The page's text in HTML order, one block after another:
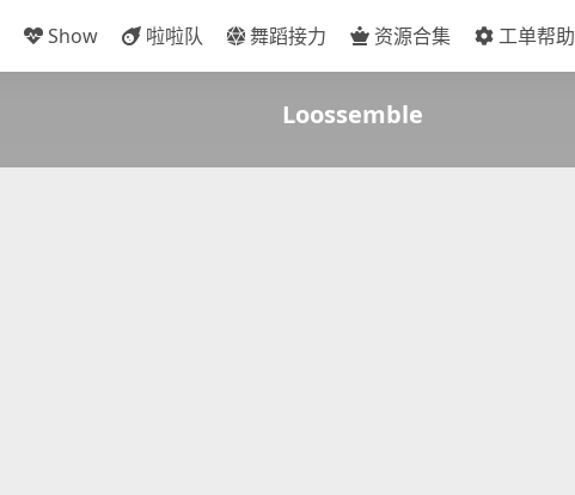
Show 啦啦队 舞蹈接力 资源合集 工单帮助
Loossemble